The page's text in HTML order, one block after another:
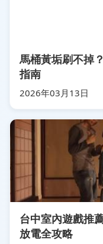
馬桶黃垢刷不掉
指南
2026年03月13日
台中室內遊戲推
放電全攻略